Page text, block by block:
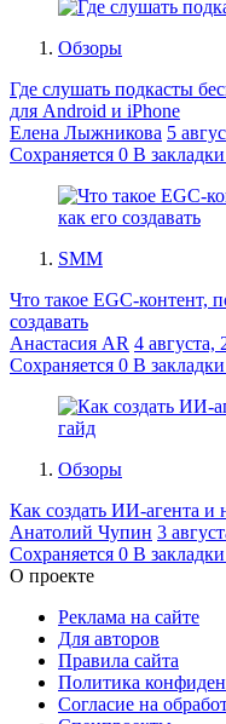
Обзоры
Где слушать подкасты
для Android и iPhone
Елена Лыжникова 5
Сохраняется 0 В закладки
SMM
Что такое EGC-контент,
создавать
Анастасия AR 4 августа,
Сохраняется 0 В закладки
Обзоры
Как создать ИИ-агента
Анатолий Чупин 3
Сохраняется 0 В закладки
О проекте
Реклама на сайте
Для авторов
Правила сайта
Политика
Согласие на